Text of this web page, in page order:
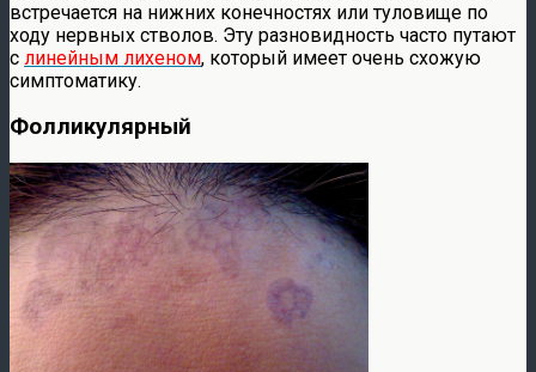
встречается на нижних конечностях или туловище по
ходу нервных стволов. Эту разновидность часто путают
с линейным лихеном, который имеет очень схожую
симптоматику.
Фолликулярный